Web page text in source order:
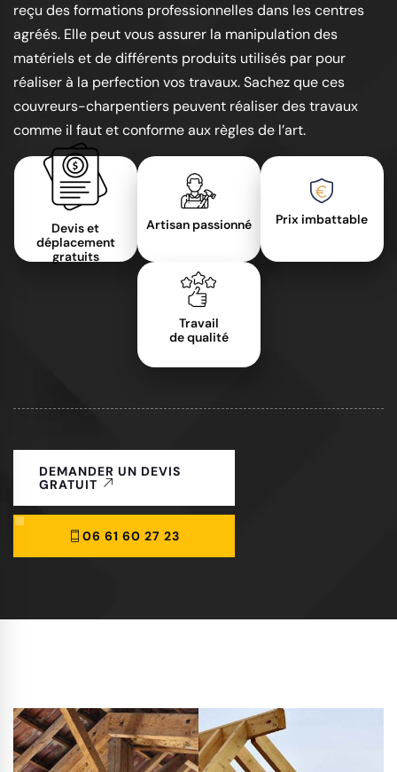
reçu des formations professionnelles dans les centres
agréés. Elle peut vous assurer la manipulation des
matériels et de différents produits utilisés par pour
réaliser à la perfection vos travaux. Sachez que ces
couvreurs-charpentiers peuvent réaliser des travaux
comme il faut et conforme aux règles de l’art.
Devis et
déplacement
gratuits
Artisan passionné Prix imbattable
Travail
de qualité
DEMANDER UN DEVIS
GRATUIT
06 61 60 27 23